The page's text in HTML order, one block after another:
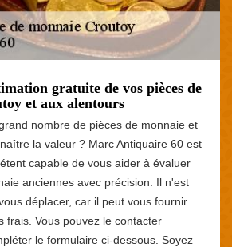
gratuite de vos pièces de
et aux alentours
nombre de pièces de monnaie et
la valeur ? Marc Antiquaire 60 est
capable de vous aider à évaluer
anciennes avec précision. Il n'est
déplacer, car il peut vous fournir
frais. Vous pouvez le contacter
le formulaire ci-dessous. Soyez